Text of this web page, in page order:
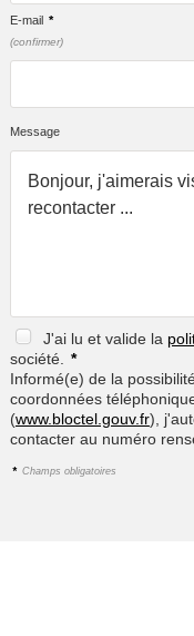
E-mail *
(confirmer)
Message
J'ai lu et valide la
société.
*
Informé(e) de la
coordonnées
(www.bloctel.gouv.fr),
contacter au numéro
* Champs obligatoires